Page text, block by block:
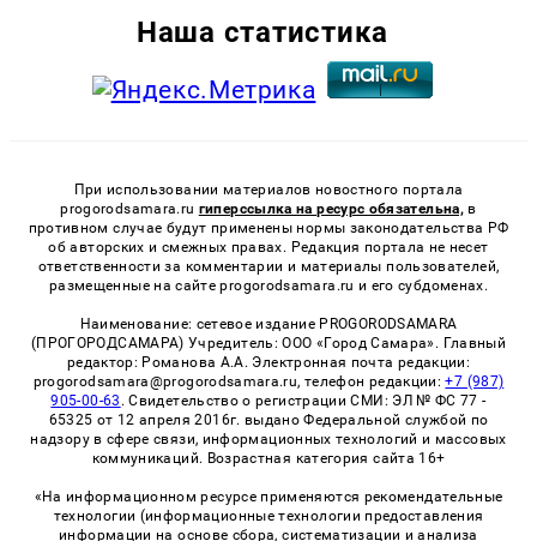
Наша статистика
При использовании материалов новостного портала
progorodsamara.ru гиперссылка на ресурс обязательна, в
противном случае будут применены нормы законодательства РФ
об авторских и смежных правах. Редакция портала не несет
ответственности за комментарии и материалы пользователей,
размещенные на сайте progorodsamara.ru и его субдоменах.
Наименование: сетевое издание PROGORODSAMARA
(ПРОГОРОДСАМАРА) Учредитель: ООО «Город Самара». Главный
редактор: Романова А.А. Электронная почта редакции:
progorodsamara@progorodsamara.ru, телефон редакции:+7 (987)
905-00-63 . Свидетельство о регистрации СМИ: ЭЛ № ФС 77 -
65325 от 12 апреля 2016г. выдано Федеральной службой по
надзору в сфере связи, информационных технологий и массовых
коммуникаций. Возрастная категория сайта 16+
«На информационном ресурсе применяются рекомендательные
технологии (информационные технологии предоставления
информации на основе сбора, систематизации и анализа